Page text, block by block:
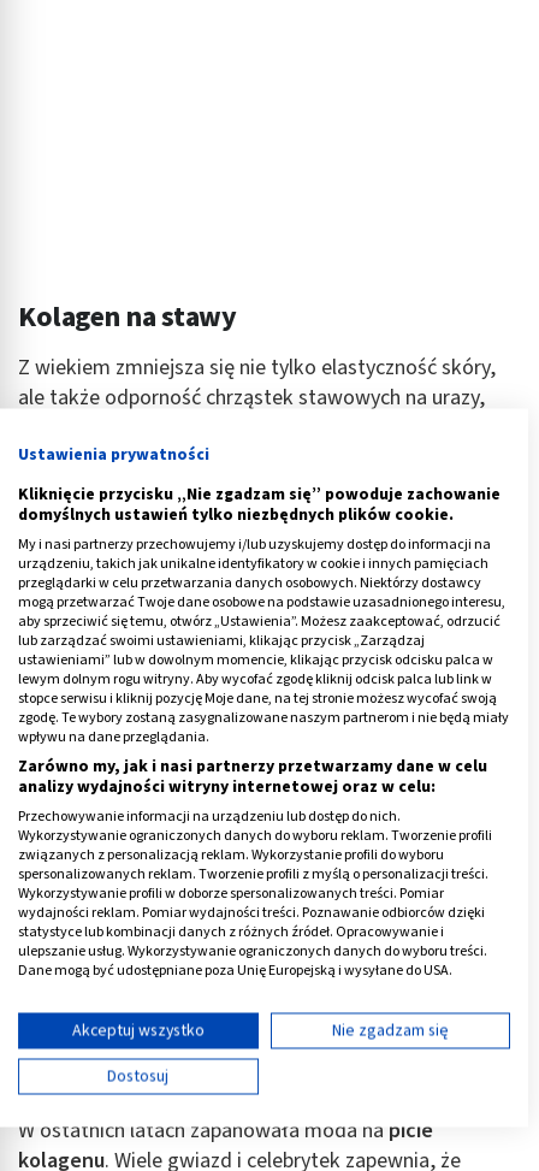
Kolagen na stawy
Z wiekiem zmniejsza się nie tylko elastyczność skóry,
ale także odporność chrząstek stawowych na urazy,
seniorom odczuwającym dolegliwości chrzęstno-
stawowe.Kolagen na stawyod wielu lat wykorzystuje
się w profilaktyce schorzeń układu ruchu. Preparaty
apteczne na stawy zawierają kolagen rybi, bydlęcy lub
wieprzowy. Pacjentom zalecany jest szczególnie
kolagen rybi, gdyż jest najbardziej zbliżony do
ludzkiego.
Reklama
Kolagen do picia
W ostatnich latach zapanowała moda na picie
kolagenu. Wiele gwiazd i celebrytek zapewnia, że
Ustawienia prywatności
Kliknięcie przycisku „Nie zgadzam się” powoduje zachowanie
domyślnych ustawień tylko niezbędnych plików cookie.
My i nasi partnerzy przechowujemy i/lub uzyskujemy dostęp do informacji na
urządzeniu, takich jak unikalne identyfikatory w cookie i innych pamięciach
przeglądarki w celu przetwarzania danych osobowych. Niektórzy dostawcy
mogą przetwarzać Twoje dane osobowe na podstawie uzasadnionego interesu,
aby sprzeciwić się temu, otwórz „Ustawienia”. Możesz zaakceptować, odrzucić
lub zarządzać swoimi ustawieniami, klikając przycisk „Zarządzaj
ustawieniami” lub w dowolnym momencie, klikając przycisk odcisku palca w
lewym dolnym rogu witryny. Aby wycofać zgodę kliknij odcisk palca lub link w
stopce serwisu i kliknij pozycję Moje dane, na tej stronie możesz wycofać swoją
zgodę. Te wybory zostaną zasygnalizowane naszym partnerom i nie będą miały
wpływu na dane przeglądania.
Zarówno my, jak i nasi partnerzy przetwarzamy dane w celu
analizy wydajności witryny internetowej oraz w celu:
Przechowywanie informacji na urządzeniu lub dostęp do nich.
Wykorzystywanie ograniczonych danych do wyboru reklam. Tworzenie profili
związanych z personalizacją reklam. Wykorzystanie profili do wyboru
spersonalizowanych reklam. Tworzenie profili z myślą o personalizacji treści.
Wykorzystywanie profili w doborze spersonalizowanych treści. Pomiar
wydajności reklam. Pomiar wydajności treści. Poznawanie odbiorców dzięki
statystyce lub kombinacji danych z różnych źródeł. Opracowywanie i
ulepszanie usług. Wykorzystywanie ograniczonych danych do wyboru treści.
Dane mogą być udostępniane poza Unię Europejską i wysyłane do USA.
Wyświetl listę partnerów (11 dostawców IAB)
Używamy Twoich danych w następujących celach:
Cele przetwarzania IAB:
Przechowywanie informacji na urządzeniu lub
dostęp do nich
Akceptuj wszystko
Nie zgadzam się
Dostosuj